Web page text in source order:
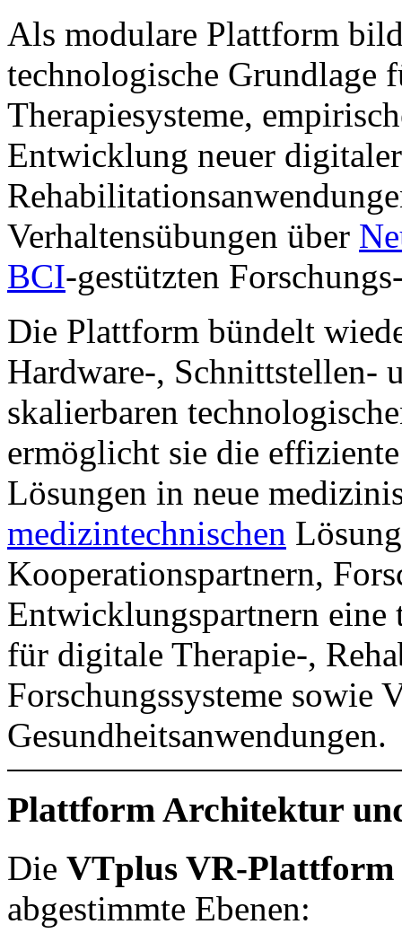
Als modulare Plattform
technologische Grundlage
Therapiesysteme,
Entwicklung neuer
Verhaltensübungen über
BCI-gestützten
Die Plattform bündelt
Hardware-, Schnittstellen-
skalierbaren
ermöglicht sie die
Lösungen in neue
medizintechnischen
Kooperationspartnern,
Entwicklungspartnern eine
für digitale Therapie-,
Forschungssysteme sowie
Gesundheitsanwendungen.
Plattform Architektur
Die VTplus VR-Plattform
abgestimmte Ebenen: